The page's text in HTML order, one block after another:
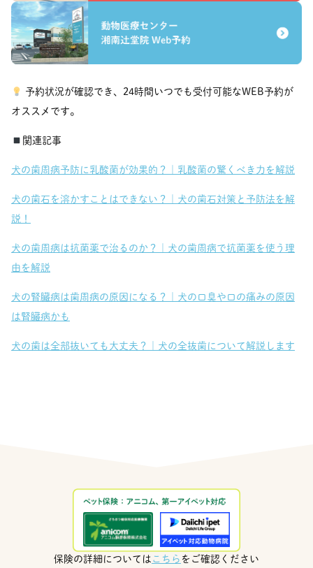
予約状況が確認でき、24時間いつでも受付可能なWEB予約が
オススメです。
関連記事
犬の歯周病予防に乳酸菌が効果的？｜乳酸菌の驚くべき力を解説
犬の歯石を溶かすことはできない？｜犬の歯石対策と予防法を解
説！
犬の歯周病は抗菌薬で治るのか？｜犬の歯周病で抗菌薬を使う理
由を解説
犬の腎臓病は歯周病の原因になる？｜犬の口臭や口の痛みの原因
は腎臓病かも
犬の歯は全部抜いても大丈夫？｜犬の全抜歯について解説します
保険の詳細については こちら をご確認ください